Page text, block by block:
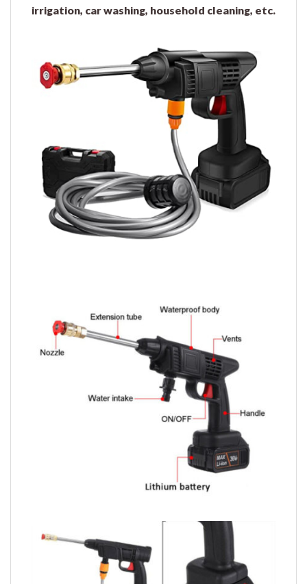
irrigation, car washing, household cleaning, etc.